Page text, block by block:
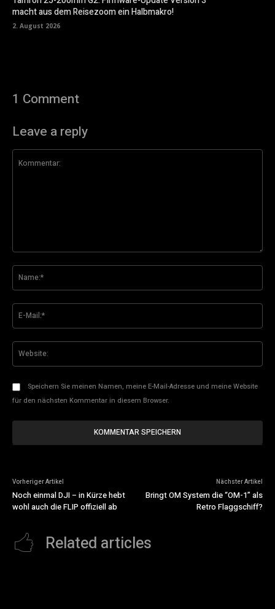
macht aus dem Reisezoom ein Halbmakro!
2. August 2026
1 Comment
Leave a reply
Speichern Sie meinen Namen, meine E-Mail-Adresse und meine Website
für den nächsten Kommentar in diesem Browser.
Vorheriger Artikel
Noch einmal DJI – in Kürze hebt
wohl auch die FLIP offiziell ab
Nächster Artikel
Bringt OM System die “OM-1” als
Retro Flaggschiff?
Related articles